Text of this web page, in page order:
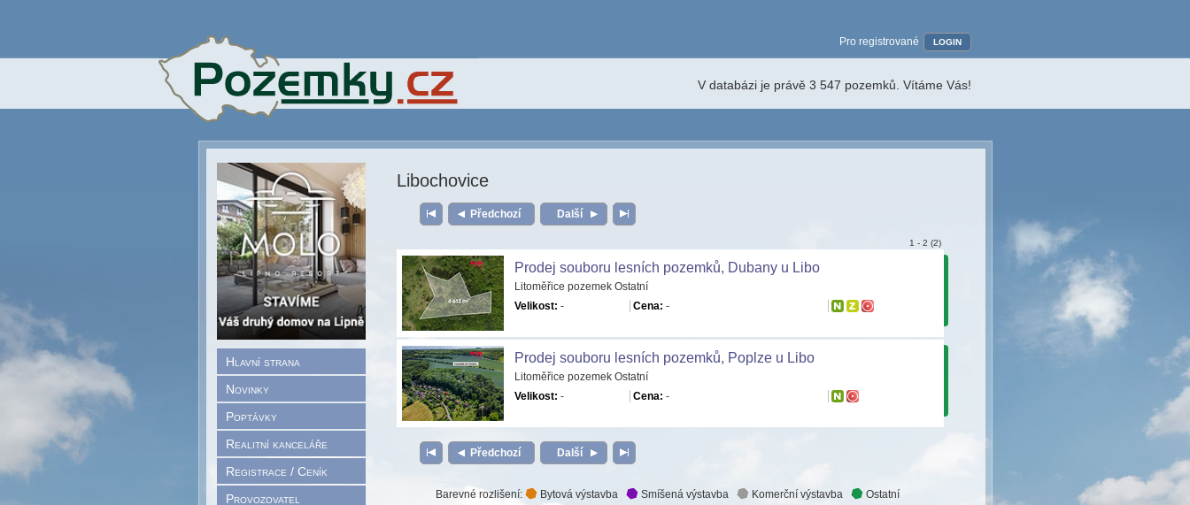
Hlavní strana
Novinky
Poptávky
Realitní kanceláře
Registrace / Ceník
Provozovatel
Pro registrované LOGIN
V databázi je právě 3 547 pozemků. Vítáme Vás!
Libochovice
Předchozí Další
1 - 2 (2)
Prodej souboru lesních pozemků, Dubany u Libo
Litoměřice pozemek Ostatní
Velikost: - Cena: -
Prodej souboru lesních pozemků, Poplze u Libo
Litoměřice pozemek Ostatní
Velikost: - Cena: -
Předchozí Další
Barevné rozlišení: Bytová výstavba Smíšená výstavba Komerční výstavba Ostatní